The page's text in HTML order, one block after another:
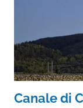
Canale di